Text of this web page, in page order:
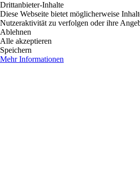
Drittanbieter-Inhalte
Diese Webseite bietet möglicherweise
Nutzeraktivität zu verfolgen oder ihre
Ablehnen
Alle akzeptieren
Speichern
Mehr Informationen